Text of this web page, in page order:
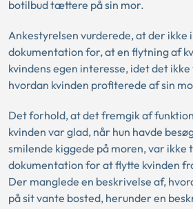
botilbud tættere på sin mor.
Ankestyrelsen vurderede, at der ikke
dokumentation for, at en flytning af
kvindens egen interesse, idet det
hvordan kvinden profiterede af sin
Det forhold, at det fremgik af
kvinden var glad, når hun havde
smilende kiggede på moren, var
dokumentation for at flytte kvinden
Der manglede en beskrivelse af,
på sit vante bosted, herunder en